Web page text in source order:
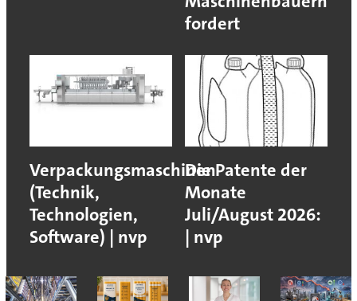
fordert
Verpackungsmaschinen
(Technik,
Technologien,
Software) | nvp
Die Patente der
Monate
Juli/August 2026:
| nvp